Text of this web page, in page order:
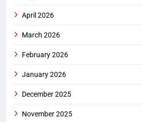
April 2026
March 2026
February 2026
January 2026
December 2025
November 2025